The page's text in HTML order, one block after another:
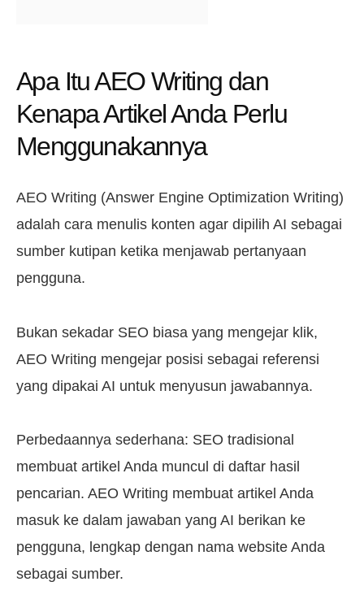
Apa Itu AEO Writing dan
Kenapa Artikel Anda Perlu
Menggunakannya
AEO Writing (Answer Engine Optimization Writing)
adalah cara menulis konten agar dipilih AI sebagai
sumber kutipan ketika menjawab pertanyaan
pengguna.
Bukan sekadar SEO biasa yang mengejar klik,
AEO Writing mengejar posisi sebagai referensi
yang dipakai AI untuk menyusun jawabannya.
Perbedaannya sederhana: SEO tradisional
membuat artikel Anda muncul di daftar hasil
pencarian. AEO Writing membuat artikel Anda
masuk ke dalam jawaban yang AI berikan ke
pengguna, lengkap dengan nama website Anda
sebagai sumber.